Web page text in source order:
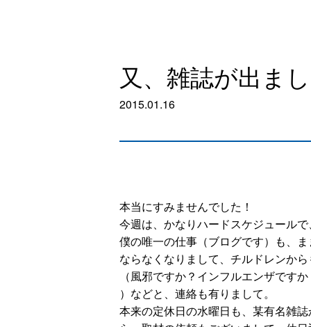
又、雑誌が出ま
2015.01.16
本当にすみませんでした！
今週は、かなりハードスケジュールで
僕の唯一の仕事（ブログです）も、ま
ならなくなりまして、チルドレンか
（風邪ですか？インフルエンザです
）などと、連絡も有りまして。
本来の定休日の水曜日も、某有名雑誌